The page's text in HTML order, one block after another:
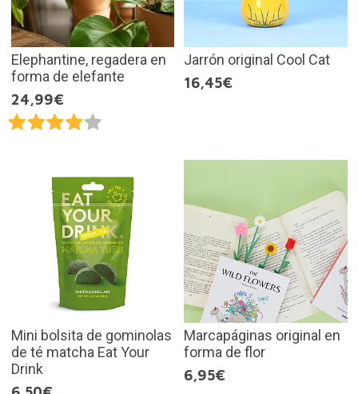
Elephantine, regadera en
forma de elefante
24,99€
Jarrón original Cool Cat
16,45€
Mini bolsita de gominolas
de té matcha Eat Your
Drink
Marcapáginas original en
forma de flor
6,95€